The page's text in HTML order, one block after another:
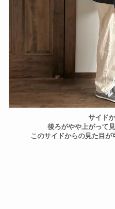
サイドか
後ろがやや上がって
このサイドからの見た目が